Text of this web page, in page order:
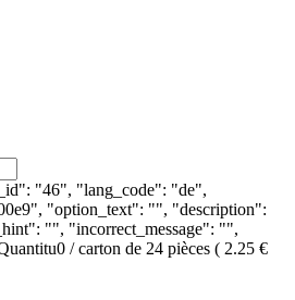
"46", "lang_code": "de",
"option_text": "", "description":
"", "incorrect_message": "",
/ carton de 24 pièces ( 2.25 €